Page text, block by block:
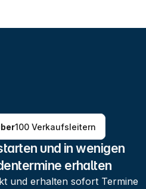
100 Verkaufsleitern
und in wenigen
erhalten
und erhalten sofort Termine